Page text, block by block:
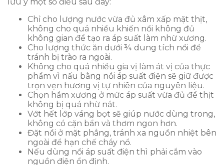
Chỉ cho lượng nước vừa đủ xâm xấp mặt thịt,
không cho quá nhiều khiến nồi không đủ
không gian để tạo ra áp suất làm nhừ xương.
Cho lượng thức ăn dưới ¾ dung tích nồi để
tránh bị trào ra ngoài.
Không cho quá nhiều gia vị làm át vị của thực
phẩm vì nấu bằng nồi áp suất điện sẽ giữ được
trọn vẹn hương vị tự nhiên của nguyên liệu.
Chọn hầm xương ở mức áp suất vừa đủ để thịt
không bị quá nhừ nát.
Vớt hết lớp váng bọt sẽ giúp nước dùng trong,
không có cặn bẩn và thơm ngon hơn.
Đặt nồi ở mặt phẳng, tránh xa nguồn nhiệt bên
ngoài để hạn chế cháy nổ.
Nếu dùng nồi áp suất điện thì phải cắm vào
nguồn điện ổn định.